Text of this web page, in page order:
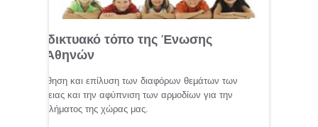
διαδικτυακό τόπο της Ένωσης
Αθηνών
προώθηση και επίλυση των διαφόρων θεμάτων των
οικογένειας και την αφύπνιση των αρμοδίων για την
προβλήματος της χώρας μας.